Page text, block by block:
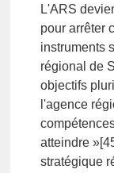
L'ARS
pour arrêter
instruments
régional de
objectifs
l'agence
atteindre
stratégique